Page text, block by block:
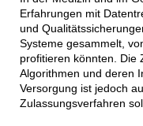
Erfahrungen mit
und
Systeme gesammelt,
profitieren könnten. Die
Algorithmen und deren
Versorgung ist jedoch
Zulassungsverfahren